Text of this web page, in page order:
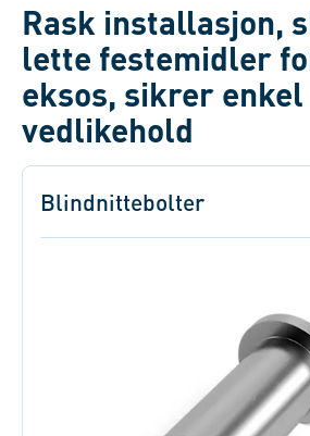
Rask installasjon,
lette festemidler
eksos, sikrer enkel
vedlikehold
Blindnittebolter